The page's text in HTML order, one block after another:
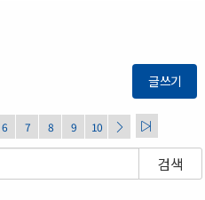
글쓰기
6 7 8 9 10
검색